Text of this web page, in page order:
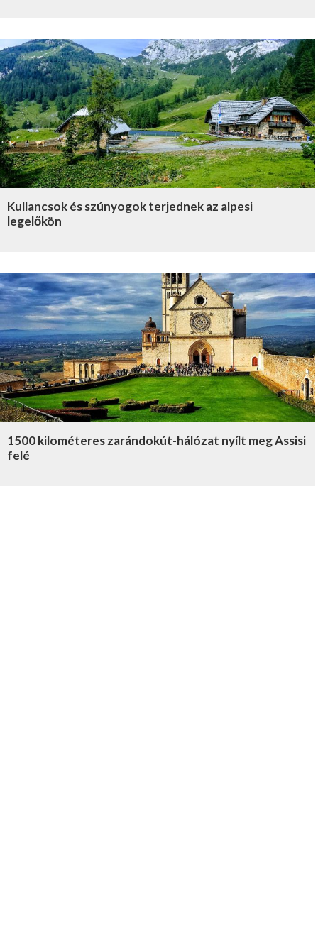
Kullancsok és szúnyogok terjednek az alpesi
legelőkön
1500 kilométeres zarándokút-hálózat nyílt meg Assisi
felé